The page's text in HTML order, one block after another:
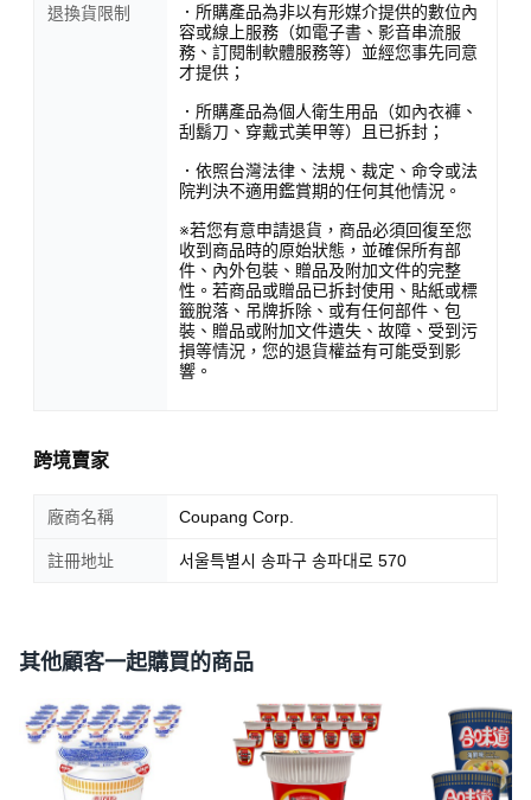
退換貨限制
．所購產品為非以有形媒介提供的數位內
容或線上服務（如電子書、影音串流服
務、訂閱制軟體服務等）並經您事先同意
才提供；
．所購產品為個人衛生用品（如內衣褲、
刮鬍刀、穿戴式美甲等）且已拆封；
．依照台灣法律、法規、裁定、命令或法
院判決不適用鑑賞期的任何其他情況。
※若您有意申請退貨，商品必須回復至您
收到商品時的原始狀態，並確保所有部
件、內外包裝、贈品及附加文件的完整
性。若商品或贈品已拆封使用、貼紙或標
籤脫落、吊牌拆除、或有任何部件、包
裝、贈品或附加文件遺失、故障、受到污
損等情況，您的退貨權益有可能受到影
響。
跨境賣家
廠商名稱 Coupang Corp.
註冊地址 서울특별시 송파구 송파대로 570
其他顧客一起購買的商品